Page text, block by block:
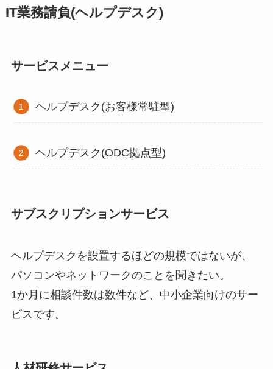
IT業務請負(ヘルプデスク)
サービスメニュー
ヘルプデスク(お客様常駐型)
ヘルプデスク(ODC拠点型)
サブスクリプションサービス
ヘルプデスクを設置するほどの規模ではないが、
パソコンやネットワークのことを聞きたい。
1か月に相談件数は数件など、中小企業向けのサー
ビスです。